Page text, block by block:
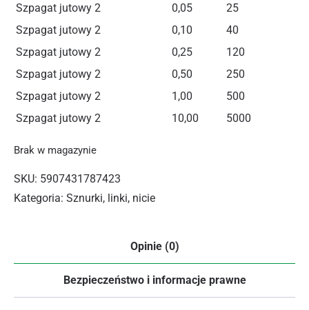
Szpagat jutowy 2 0,05
25
Szpagat jutowy 2 0,10
40
Szpagat jutowy 2 0,25
120
Szpagat jutowy 2 0,50
250
Szpagat jutowy 2 1,00
500
Szpagat jutowy 2 10,00 5000
Brak w magazynie
SKU: 5907431787423
Kategoria: Sznurki, linki, nicie
Opinie (0)
Bezpieczeństwo i informacje prawne